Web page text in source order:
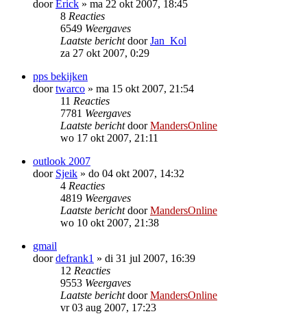
doorErick » ma 22 okt 2007, 18:45
8 Reacties
6549 Weergaves
Laatste berichtdoorJan_Kol
za 27 okt 2007, 0:29
pps bekijken
doortwarco » ma 15 okt 2007, 21:54
11 Reacties
7781 Weergaves
Laatste berichtdoorMandersOnline
wo 17 okt 2007, 21:11
outlook 2007
door Sjeik » do 04 okt 2007, 14:32
4 Reacties
4819 Weergaves
Laatste berichtdoorMandersOnline
wo 10 okt 2007, 21:38
gmail
doordefrank1 » di 31 jul 2007, 16:39
12 Reacties
9553 Weergaves
Laatste berichtdoorMandersOnline
vr 03 aug 2007, 17:23